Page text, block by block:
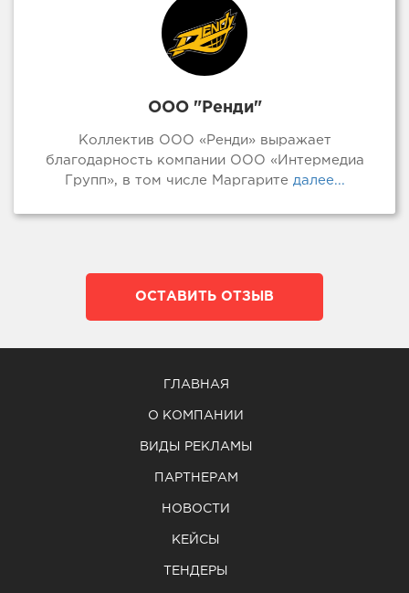
ООО "Ренди"
Коллектив ООО «Ренди» выражает
благодарность компании ООО «Интермедиа
Групп», в том числе Маргарите далее...
ОСТАВИТЬ ОТЗЫВ
ГЛАВНАЯ
О КОМПАНИИ
ВИДЫ РЕКЛАМЫ
ПАРТНЕРАМ
НОВОСТИ
КЕЙСЫ
ТЕНДЕРЫ